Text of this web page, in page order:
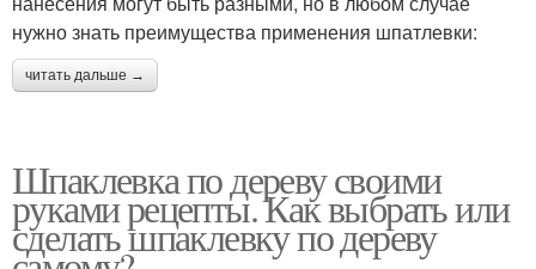
нужно знать преимущества применения шпатлевки:
читать дальше →
Шпаклевка по дереву своими
руками рецепты. Как выбрать или
сделать шпаклевку по дереву